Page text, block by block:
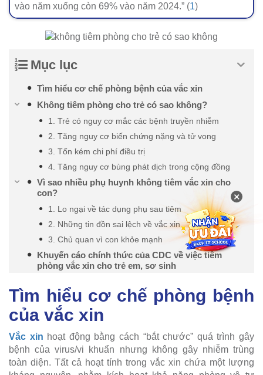
vào năm xuống còn 69% vào năm 2024.” (1)
Mục lục
Tìm hiểu cơ chế phòng bệnh của vắc xin
Không tiêm phòng cho trẻ có sao không?
1. Trẻ có nguy cơ mắc các bệnh truyền nhiễm
2. Tăng nguy cơ biến chứng nặng và tử vong
3. Tốn kém chi phí điều trị
4. Tăng nguy cơ bùng phát dịch trong cộng đồng
Vì sao nhiều phụ huynh không tiêm vắc xin cho
con?
1. Lo ngại về tác dụng phụ sau tiêm
2. Những tin đồn sai lệch về vắc xin
3. Chủ quan vì con khỏe mạnh
Khuyến cáo chính thức của CDC về việc tiêm
phòng vắc xin cho trẻ em, sơ sinh
Tìm hiểu cơ chế phòng bệnh
của vắc xin
Vắc xin hoạt động bằng cách “bắt chước” quá trình gây
bệnh của virus/vi khuẩn nhưng không gây nhiễm trùng
toàn diện. Tất cả hoạt tính trong vắc xin chứa một lượng
×